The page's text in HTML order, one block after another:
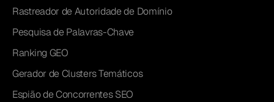
Rastreador de Autoridade de Domínio
Pesquisa de Palavras-Chave
Ranking GEO
Gerador de Clusters Temáticos
Espião de Concorrentes SEO